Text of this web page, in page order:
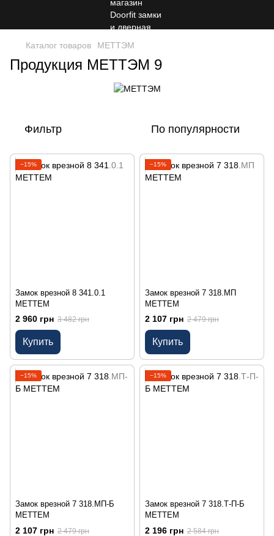
Каталог товаров МЕТТЭМ
Продукция МЕТТЭМ 9
Фильтр По популярности
−15%
Замок врезной 8 341.0.1
МЕТТЕМ
2 960 грн 3 482 грн
Купить
−15%
Замок врезной 7 318.МП
МЕТТЕМ
2 107 грн 2 479 грн
Купить
−15%
Замок врезной 7 318.МП-Б
МЕТТЕМ
2 107 грн 2 479 грн
−15%
Замок врезной 7 318.Т-П-Б
МЕТТЕМ
2 196 грн 2 584 грн